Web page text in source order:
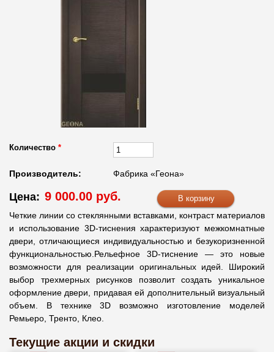
Количество *
Производитель: Фабрика «Геона»
Цена: 9 000.00 руб.
Четкие линии со стеклянными вставками, контраст материалов
и использование 3D-тиснения характеризуют межкомнатные
двери, отличающиеся индивидуальностью и безукоризненной
функциональностью.Рельефное 3D-тиснение — это новые
возможности для реализации оригинальных идей. Широкий
выбор трехмерных рисунков позволит создать уникальное
оформление двери, придавая ей дополнительный визуальный
объем. В технике 3D возможно изготовление моделей
Ремьеро, Тренто, Клео.
Текущие акции и скидки